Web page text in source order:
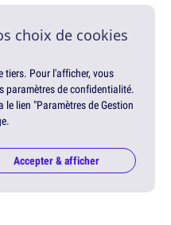
choix de cookies
tiers. Pour l'afficher, vous
paramètres de confidentialité.
lien "Paramètres de Gestion
Accepter & afficher